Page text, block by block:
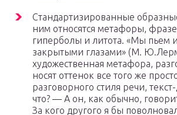
Стандартизированные
ним относятся метафоры,
гиперболы и литота. «Мы пьем
закрытыми глазами» (М.
художественная метафора,
носят оттенок все того же
разговорного стиля речи,
что? — А он, как обычно,
За кого другого я бы